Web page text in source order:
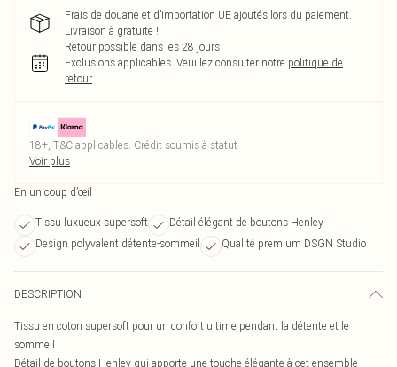
Frais de douane et d’importation UE ajoutés lors du paiement.
Livraison à gratuite !
Retour possible dans les 28 jours
Exclusions applicables. Veuillez consulter notre politique de
retour
18+, T&C applicables. Crédit soumis à statut
Voir plus
En un coup d’œil
Tissu luxueux supersoft
Détail élégant de boutons Henley
Design polyvalent détente-sommeil
Qualité premium DSGN Studio
DESCRIPTION
Tissu en coton supersoft pour un confort ultime pendant la détente et le
sommeil
Détail de boutons Henley qui apporte une touche élégante à cet ensemble